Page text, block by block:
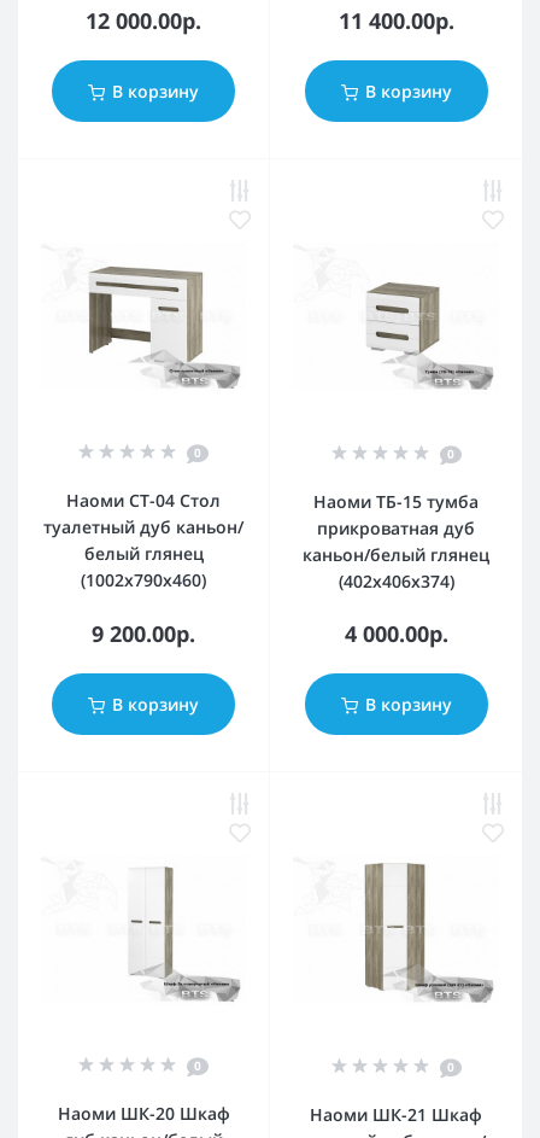
12 000.00р.
В корзину
11 400.00р.
В корзину
0
Наоми СТ-04 Стол
туалетный дуб каньон/
белый глянец
(1002x790x460)
9 200.00р.
В корзину
0
Наоми ТБ-15 тумба
прикроватная дуб
каньон/белый глянец
(402x406x374)
4 000.00р.
В корзину
0
Наоми ШК-20 Шкаф
0
Наоми ШК-21 Шкаф